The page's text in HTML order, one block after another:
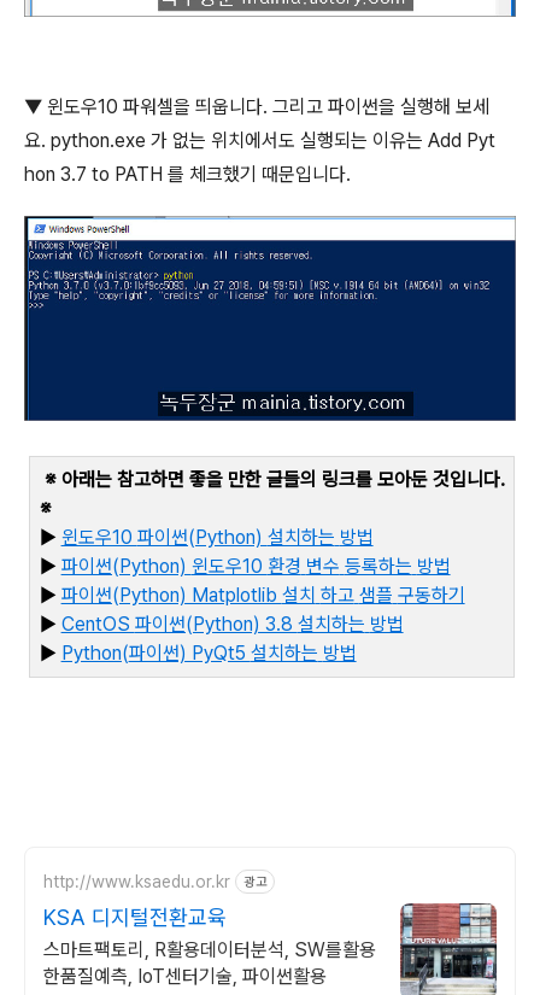
▼ 윈도우10 파워셀을 띄웁니다. 그리고 파이썬을 실행해 보세
요. python.exe 가 없는 위치에서도 실행되는 이유는 Add Pyt
hon 3.7 to PATH 를 체크했기 때문입니다.
※ 아래는 참고하면 좋을 만한 글들의 링크를 모아둔 것입니다.
※
▶ 윈도우10 파이썬(Python) 설치하는 방법
▶ 파이썬(Python) 윈도우10 환경 변수 등록하는 방법
▶ 파이썬(Python) Matplotlib 설치 하고 샘플 구동하기
▶ CentOS 파이썬(Python) 3.8 설치하는 방법
▶ Python(파이썬) PyQt5 설치하는 방법
http://www.ksaedu.or.kr 광고
KSA 디지털전환교육
스마트팩토리, R활용데이터분석, SW를활용
한품질예측, IoT센터기술, 파이썬활용